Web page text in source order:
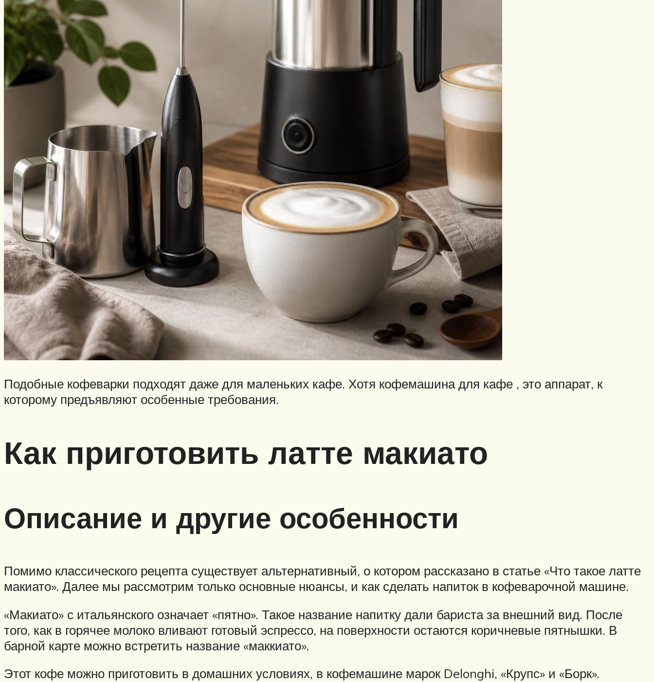
Подобные кофеварки подходят даже для маленьких кафе. Хотя кофемашина для кафе , это аппарат, к
которому предъявляют особенные требования.
Как приготовить латте макиато
Описание и другие особенности
Помимо классического рецепта существует альтернативный, о котором рассказано в статье «Что такое латте
макиато». Далее мы рассмотрим только основные нюансы, и как сделать напиток в кофеварочной машине.
«Макиато» с итальянского означает «пятно». Такое название напитку дали бариста за внешний вид. После
того, как в горячее молоко вливают готовый эспрессо, на поверхности остаются коричневые пятнышки. В
барной карте можно встретить название «маккиато».
Этот кофе можно приготовить в домашних условиях, в кофемашине марок Delonghi, «Крупс» и «Борк».